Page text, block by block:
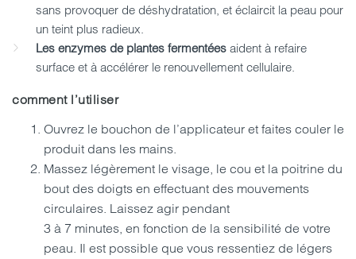
sans provoquer de déshydratation, et éclaircit la peau pour
un teint plus radieux.
Les enzymes de plantes fermentées aident à refaire
surface et à accélérer le renouvellement cellulaire.
comment l’utiliser
Ouvrez le bouchon de l’applicateur et faites couler le
produit dans les mains.
Massez légèrement le visage, le cou et la poitrine du
bout des doigts en effectuant des mouvements
circulaires. Laissez agir pendant
3 à 7 minutes, en fonction de la sensibilité de votre
peau. Il est possible que vous ressentiez de légers